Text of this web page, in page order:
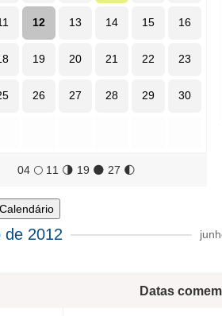
12 13 14 15 16
19 20 21 22 23
26 27 28 29 30
04 🌕11 🌗 19 🌑 27 🌓
de 2012
Datas